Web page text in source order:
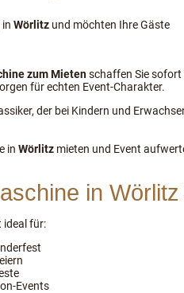
in Wörlitz und möchten Ihre Gäste
zum Mietenschaffen Sie sofort
für echten Event-Charakter.
der bei Kindern und
in Wörlitz mieten und Event
in
ideal für:
Events